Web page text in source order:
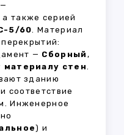
а также серией
5/60. Материал
— Сборный ,
материалу стен.
зданию
соответствие
Инженерное
) и